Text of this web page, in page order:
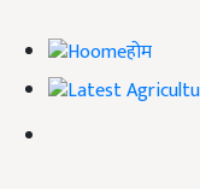
होम